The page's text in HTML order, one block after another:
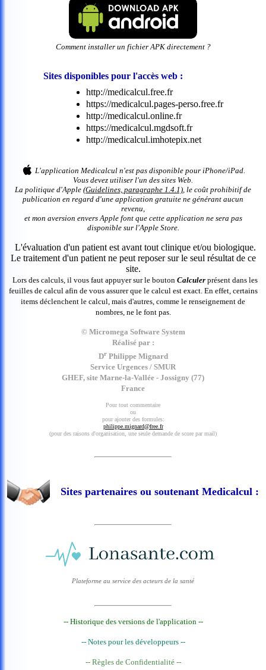
Comment installer un fichier APK directement ?
Sites disponibles pour l'accès web :
http://medicalcul.free.fr
https://medicalcul.pages-perso.free.fr
http://medicalcul.online.fr
https://medicalcul.mgdsoft.fr
http://medicalcul.imhotepix.net
L'application Medicalcul n'est pas disponible pour iPhone/iPad.
Vous devez utiliser l'un des sites Web.
La politique d'Apple (Guidelines, paragraphe 1.4.1) , le coût prohibitif de
publication en regard d'une application gratuite ne générant aucun
revenu,
et mon aversion envers Apple font que cette application ne sera pas
disponible sur l'Apple Store.
L'évaluation d'un patient est avant tout clinique et/ou biologique.
Le traitement d'un patient ne peut reposer sur le seul résultat de ce
site.
Lors des calculs, il vous faut appuyer sur le bouton Calculerprésent dans les
feuilles de calcul afin de vous assurer que le calcul est exact. En effet, certains
items déclenchent le calcul, mais d'autres, comme le renseignement de
nombres, ne le font pas.
© Micromega Software System
Réalisé par :
DrPhilippe Mignard
Service Urgences / SMUR
GHEF, site Marne-la-Vallée - Jossigny (77)
France
Pour tout commentaire
ou
pour ajouter des formules:
philippe.mignard@free.fr
(pour des raisons d'organisation, une seule demande de score par mail)
Sites partenaires ou soutenant Medicalcul :
Plateforme au service des acteurs de la santé
-- Historique des versions de l'application --
-- Notes pour les développeurs --
-- Règles de Confidentialité --